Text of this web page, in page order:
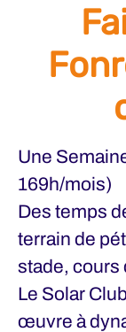
Une
169h/mois)
Des temps
terrain de
stade, cours
Le Solar
œuvre à